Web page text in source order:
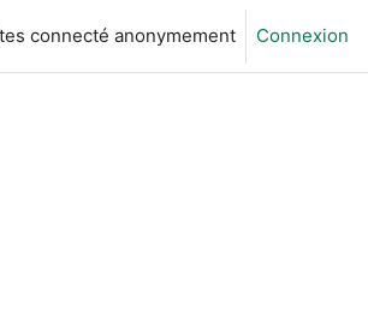
connecté anonymement Connexion